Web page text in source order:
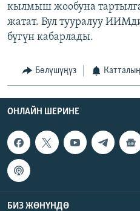
ЭЕ/АРнун бардык
кылмыш жообуна
жатат. Бул тууралуу
бүгүн кабарлады.
Бөлүшүңүз
ОНЛАЙН ШЕРИНЕ
БИЗ ЖӨНҮНДӨ